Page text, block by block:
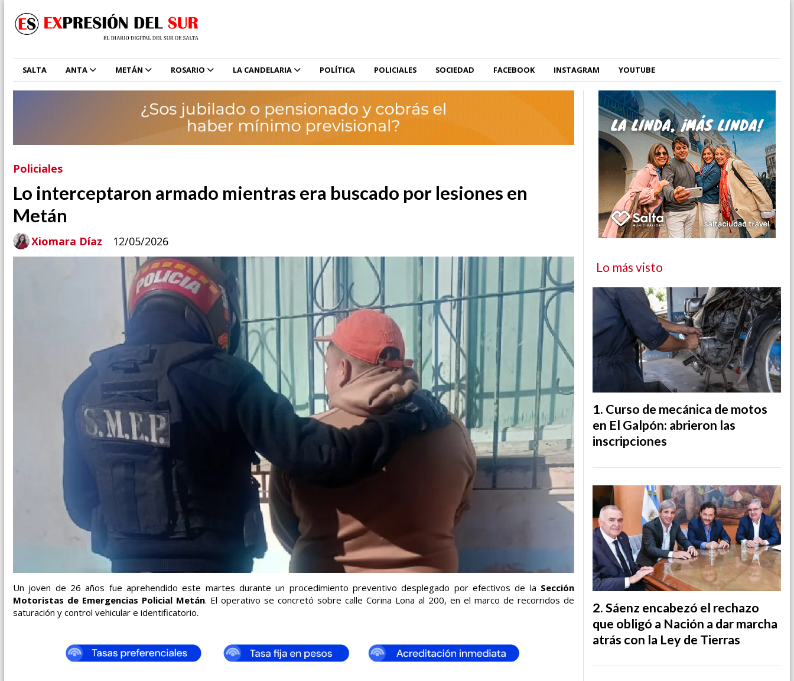
SALTA ANTA METÁN ROSARIO LA CANDELARIA POLÍTICA POLICIALES SOCIEDAD FACEBOOK INSTAGRAM YOUTUBE
Lo interceptaron armado mientras era buscado por lesiones en
Metán
Policiales
12/05/2026
Xiomara Díaz
Un joven de 26 años fue aprehendido este martes durante un procedimiento preventivo desplegado por efectivos de la Sección
Motoristas de Emergencias Policial Metán. El operativo se concretó sobre calle Corina Lona al 200, en el marco de recorridos de
saturación y control vehicular e identificatorio.
Lo más visto
Curso de mecánica de motos
en El Galpón: abrieron las
inscripciones
Sáenz encabezó el rechazo
que obligó a Nación a dar marcha
atrás con la Ley de Tierras